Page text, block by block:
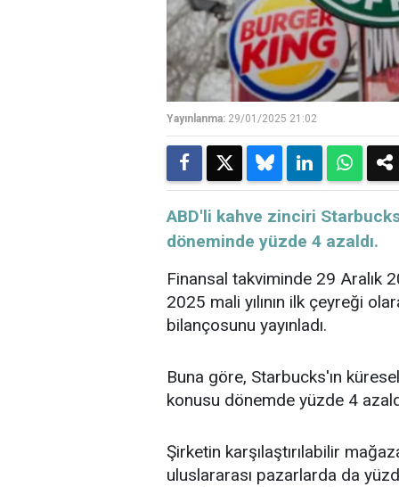
Yayınlanma: 29/01/2025 21:02
​​​​​​​ABD'li kahve zinciri
döneminde yüzde 4 azaldı.
Finansal takviminde 29 Aralık
2025 mali yılının ilk çeyreği
bilançosunu yayınladı.
Buna göre, Starbucks'ın
konusu dönemde yüzde 4
Şirketin karşılaştırılabilir
uluslararası pazarlarda da